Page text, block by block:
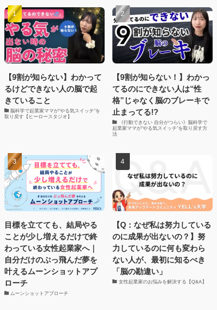
【9割が知らない】わかって
るけどできない人の脳で起
きていること
脳科学で起業家ママが“やる気スイッチ”を
取り戻す【ヒーロースタジオ】
【9割が知らない！】わかっ
てるのにできない人は“性
格”じゃなく脳のブレーキで
止まってる!?
《行動できない 自分がつらい》脳科学で
起業家ママが“やる気スイッチ”を取り戻す方
法
目標を立てても、結局やる
ことが少し増えるだけで終
わっている女性起業家へ｜
自分だけのぶっ飛んだ夢を
叶えるムーンショットアプ
ローチ
ムーンショットアプローチ
【Q：なぜ私は努力している
のに成果が出ないの？】努
力しているのに何も変わら
ない人が、最初に知るべき
「脳の勘違い」
女性起業家のお悩みを解決する【Q&A】